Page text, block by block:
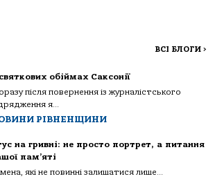
ВСІ БЛОГИ >
обіймах Саксонії
після повернення із журналістського
я...
РІВНЕНЩИНИ
на гривні: не просто портрет, а питання
пам’яті
які не повинні залишатися лише...